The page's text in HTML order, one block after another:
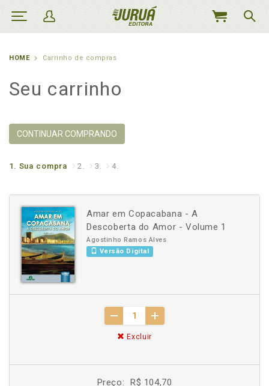
MEU
HOME Carrinho de compras
Seu carrinho
CONTINUAR COMPRANDO
1. Sua compra 2. 3. 4.
Amar em Copacabana - A
Descoberta do Amor - Volume 1
Agostinho Ramos Alves
Versão Digital
Excluir
Preço: R$ 104,70